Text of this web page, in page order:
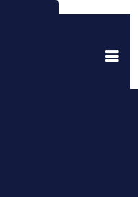
está